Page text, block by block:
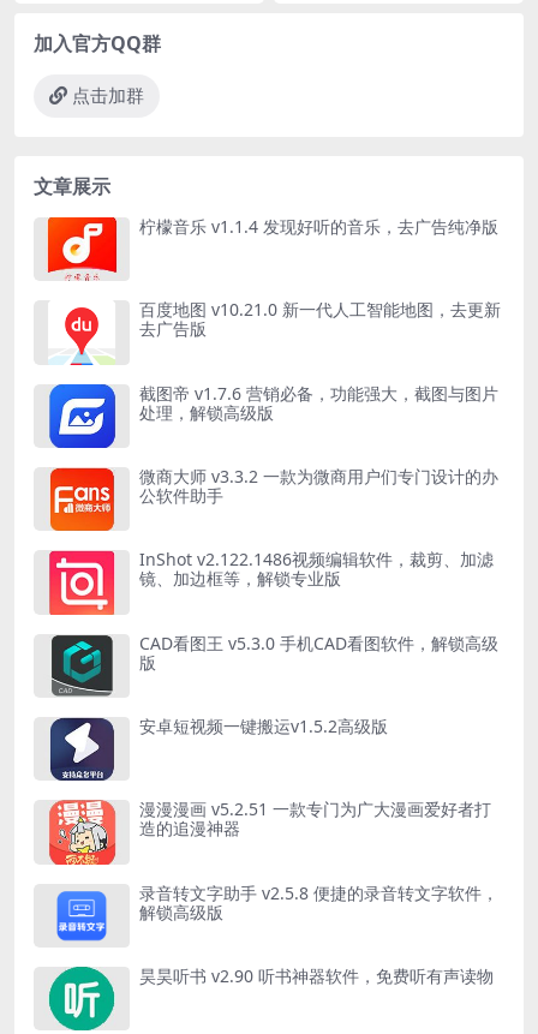
加入官方QQ群
点击加群
文章展示
柠檬音乐 v1.1.4 发现好听的音乐，去广告纯净版
百度地图 v10.21.0 新一代人工智能地图，去更新
去广告版
截图帝 v1.7.6 营销必备，功能强大，截图与图片
处理，解锁高级版
微商大师 v3.3.2 一款为微商用户们专门设计的办
公软件助手
InShot v2.122.1486视频编辑软件，裁剪、加滤
镜、加边框等，解锁专业版
CAD看图王 v5.3.0 手机CAD看图软件，解锁高级
版
安卓短视频一键搬运v1.5.2高级版
漫漫漫画 v5.2.51 一款专门为广大漫画爱好者打
造的追漫神器
录音转文字助手 v2.5.8 便捷的录音转文字软件，
解锁高级版
昊昊听书 v2.90 听书神器软件，免费听有声读物